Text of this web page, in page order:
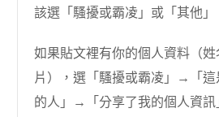
該選「騷擾或霸凌」或「其他」
如果貼文裡有你的個人資料（
片），選「騷擾或霸凌」→「
的人」→「分享了我的個人資